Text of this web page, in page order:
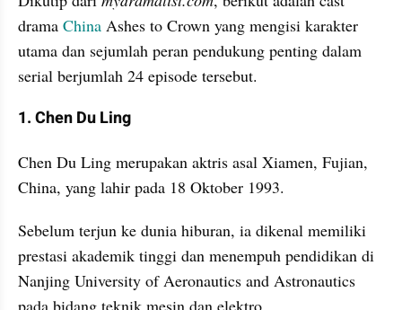
drama China Ashes to Crown yang mengisi karakter
utama dan sejumlah peran pendukung penting dalam
serial berjumlah 24 episode tersebut.
1. Chen Du Ling
Chen Du Ling merupakan aktris asal Xiamen, Fujian,
China, yang lahir pada 18 Oktober 1993.
Sebelum terjun ke dunia hiburan, ia dikenal memiliki
prestasi akademik tinggi dan menempuh pendidikan di
Nanjing University of Aeronautics and Astronautics
pada bidang teknik mesin dan elektro.